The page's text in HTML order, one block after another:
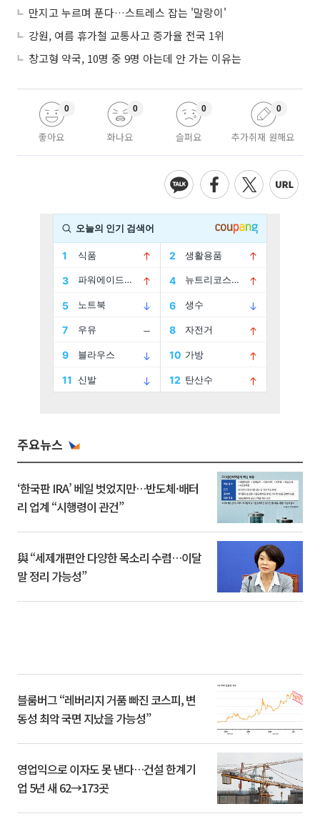
만지고 누르며 푼다…스트레스 잡는 '말랑이'
강원, 여름 휴가철 교통사고 증가율 전국 1위
창고형 약국, 10명 중 9명 아는데 안 가는 이유는
좋아요
0
화나요
0
슬퍼요
0
추가취재 원해요
0
주요뉴스
‘한국판 IRA’ 베일 벗었지만…반도체·배터
리 업계 “시행령이 관건”
與 “세제개편안 다양한 목소리 수렴…이달
말 정리 가능성”
블룸버그 “레버리지 거품 빠진 코스피, 변
동성 최악 국면 지났을 가능성”
영업익으로 이자도 못 낸다…건설 한계기
업 5년 새 62→173곳